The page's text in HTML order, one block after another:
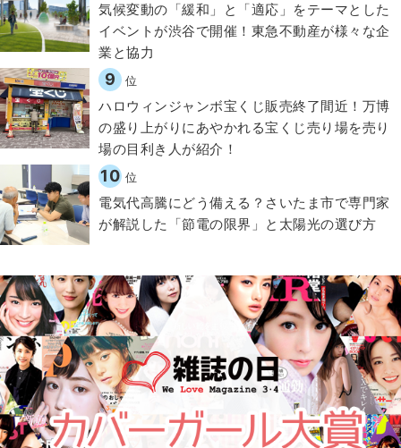
気候変動の「緩和」と「適応」をテーマとした
イベントが渋谷で開催！東急不動産が様々な企
業と協力
9 位
ハロウィンジャンボ宝くじ販売終了間近！万博
の盛り上がりにあやかれる宝くじ売り場を売り
場の目利き人が紹介！
10 位
電気代高騰にどう備える？さいたま市で専門家
が解説した「節電の限界」と太陽光の選び方